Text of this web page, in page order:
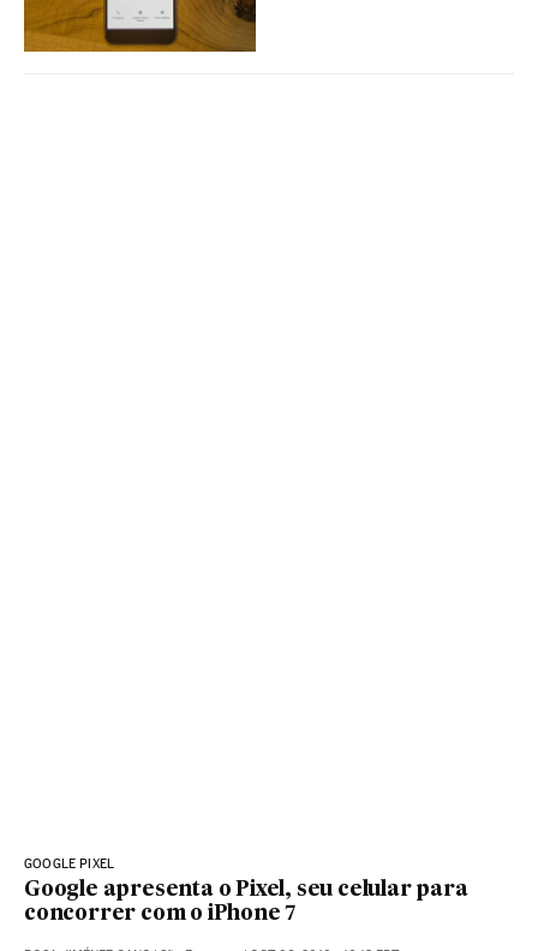
GOOGLE PIXEL
Google apresenta o Pixel, seu celular para
concorrer com o iPhone 7